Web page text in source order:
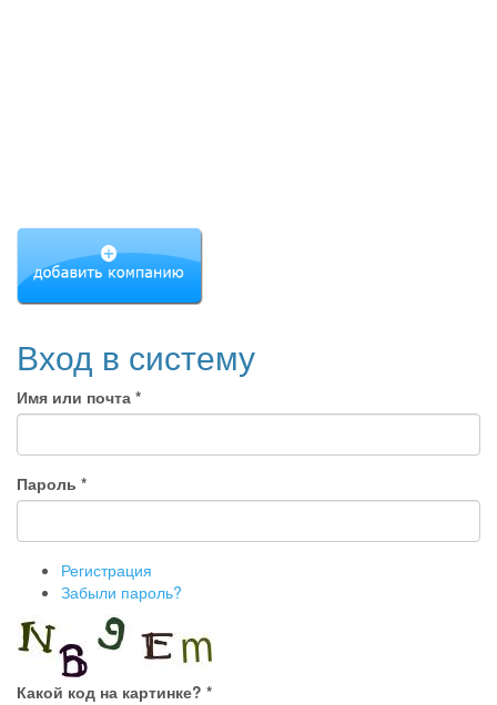
Вход в систему
Имя или почта *
Пароль *
Регистрация
Забыли пароль?
Какой код на картинке? *